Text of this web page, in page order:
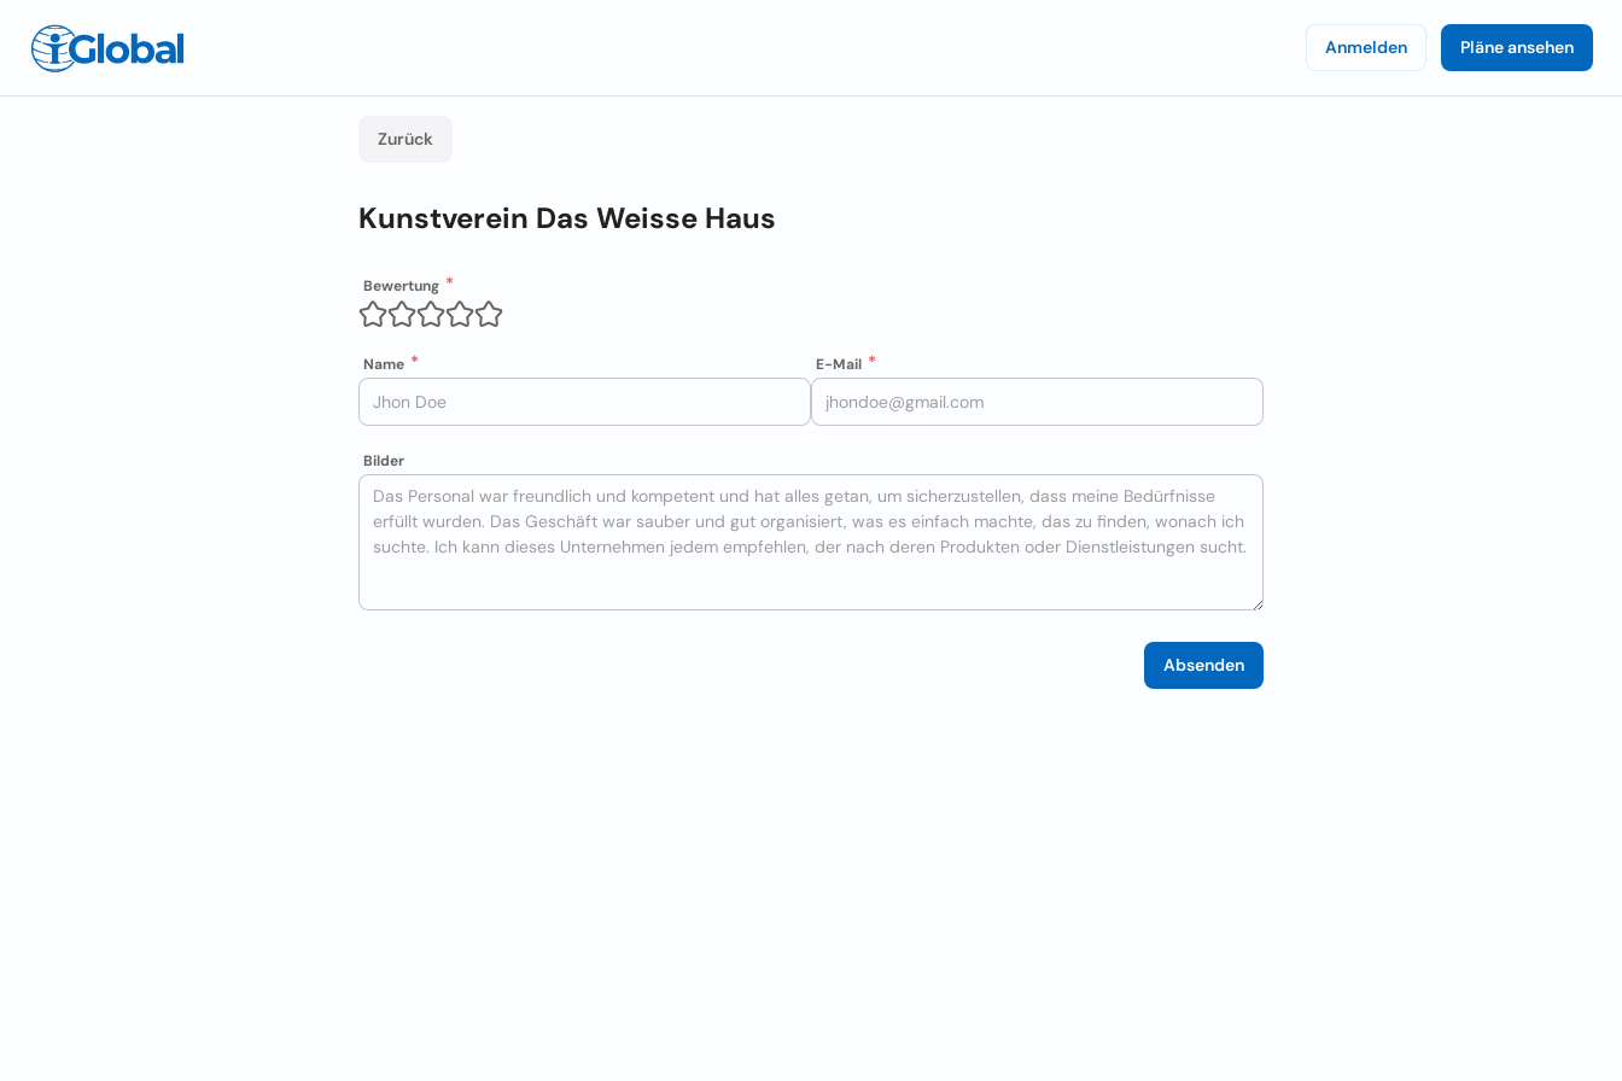
Anmelden Pläne ansehen
Zurück
Kunstverein Das Weisse Haus
Bewertung
Name E-Mail
Bilder
Absenden